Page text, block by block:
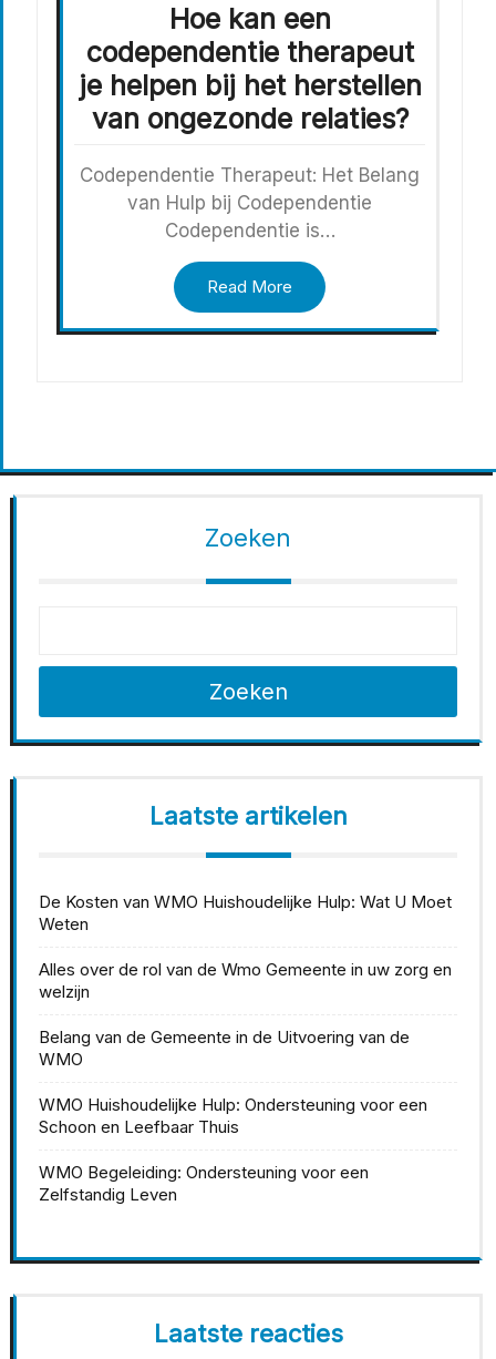
Hoe kan een
codependentie therapeut
je helpen bij het herstellen
van ongezonde relaties?
Codependentie Therapeut: Het Belang
van Hulp bij Codependentie
Codependentie is…
Read More
Zoeken
Zoeken
Laatste artikelen
De Kosten van WMO Huishoudelijke Hulp: Wat U Moet
Weten
Alles over de rol van de Wmo Gemeente in uw zorg en
welzijn
Belang van de Gemeente in de Uitvoering van de
WMO
WMO Huishoudelijke Hulp: Ondersteuning voor een
Schoon en Leefbaar Thuis
WMO Begeleiding: Ondersteuning voor een
Zelfstandig Leven
Laatste reacties